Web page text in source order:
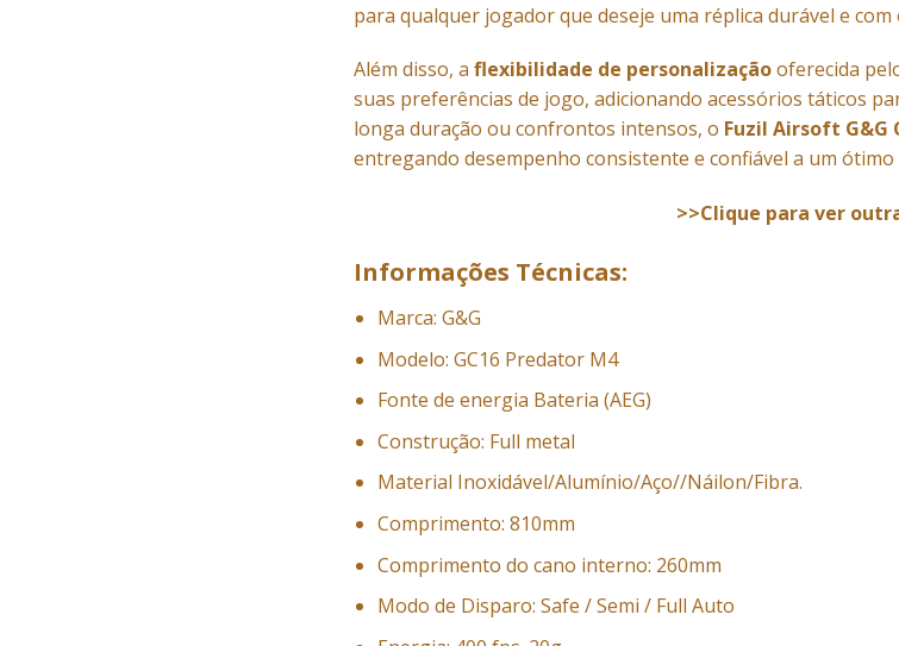
para qualquer jogador que deseje uma réplica durável e
Além disso, a flexibilidade de personalizaçãooferecida
suas preferências de jogo, adicionando acessórios táticos
longa duração ou confrontos intensos, o Fuzil Airsoft G&G
entregando desempenho consistente e confiável a um ótimo
>>Clique para ver
Informações Técnicas:
Marca: G&G
Modelo: GC16 Predator M4
Fonte de energia Bateria (AEG)
Construção: Full metal
Material Inoxidável/Alumínio/Aço//Náilon/Fibra.
Comprimento: 810mm
Comprimento do cano interno: 260mm
Modo de Disparo: Safe / Semi / Full Auto